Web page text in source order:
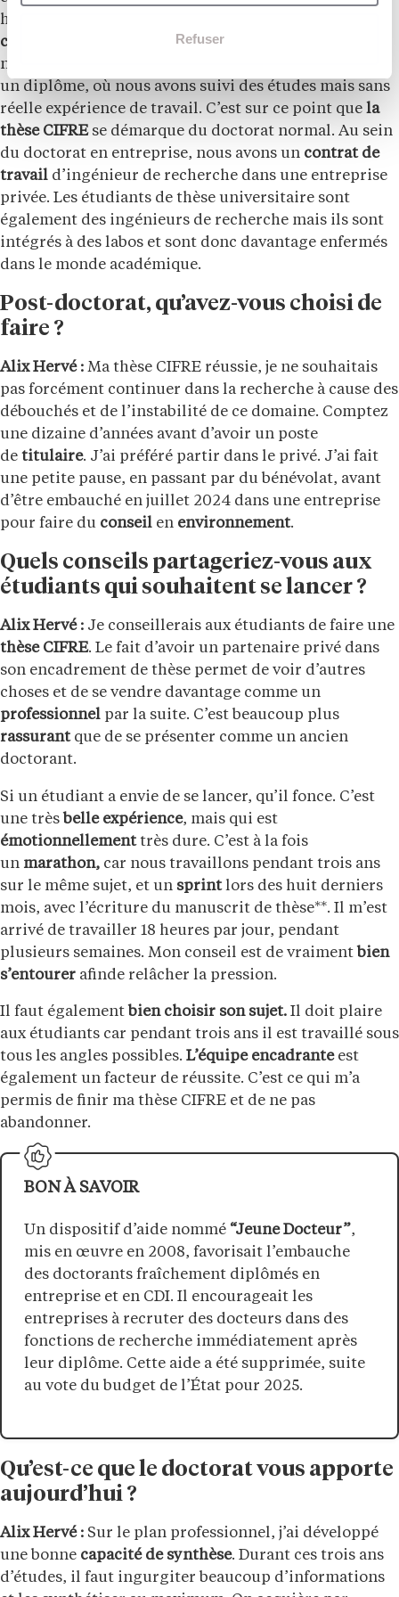
Refuser
haut niveau de diplôme, donc nous coûtons assez
cher
. Les entreprises sont aussi persuadées de
notre
un diplôme, où nous avons suivi des études mais sans
réelle expérience de travail. C’est sur ce point que la
thèse CIFREse démarque du doctorat normal. Au sein
du doctorat en entreprise, nous avons un contrat de
travail d’ingénieur de recherche dans une entreprise
privée. Les étudiants de thèse universitaire sont
également des ingénieurs de recherche mais ils sont
intégrés à des labos et sont donc davantage enfermés
dans le monde académique.
Post-doctorat, qu’avez-vous choisi de
faire ?
Alix Hervé : Ma thèse CIFRE réussie, je ne souhaitais
pas forcément continuer dans la recherche à cause des
débouchés et de l’instabilité de ce domaine. Comptez
une dizaine d’années avant d’avoir un poste
de titulaire. J’ai préféré partir dans le privé. J’ai fait
une petite pause, en passant par du bénévolat, avant
d’être embauché en juillet 2024 dans une entreprise
pour faire du conseil en environnement.
Quels conseils partageriez-vous aux
étudiants qui souhaitent se lancer ?
Alix Hervé : Je conseillerais aux étudiants de faire une
thèse CIFRE. Le fait d’avoir un partenaire privé dans
son encadrement de thèse permet de voir d’autres
choses et de se vendre davantage comme un
professionnel par la suite. C’est beaucoup plus
rassurantque de se présenter comme un ancien
doctorant.
Si un étudiant a envie de se lancer, qu’il fonce. C’est
une très belle expérience, mais qui est
émotionnellementtrès dure. C’est à la fois
un marathon, car nous travaillons pendant trois ans
sur le même sujet, et un sprintlors des huit derniers
mois, avec l’écriture du manuscrit de thèse**. Il m’est
arrivé de travailler 18 heures par jour, pendant
plusieurs semaines. Mon conseil est de vraiment bien
s’entourer afinde relâcher la pression.
Il faut également bien choisir son sujet. Il doit plaire
aux étudiants car pendant trois ans il est travaillé sous
tous les angles possibles. L’équipe encadranteest
également un facteur de réussite. C’est ce qui m’a
permis de finir ma thèse CIFRE et de ne pas
abandonner.
BON À SAVOIR
Un dispositif d’aide nommé “Jeune Docteur”,
mis en œuvre en 2008, favorisait l’embauche
des doctorants fraîchement diplômés en
entreprise et en CDI. Il encourageait les
entreprises à recruter des docteurs dans des
fonctions de recherche immédiatement après
leur diplôme. Cette aide a été supprimée, suite
au vote du budget de l’État pour 2025.
Qu’est-ce que le doctorat vous apporte
aujourd’hui ?
Alix Hervé : Sur le plan professionnel, j’ai développé
une bonne capacité de synthèse. Durant ces trois ans
d’études, il faut ingurgiter beaucoup d’informations